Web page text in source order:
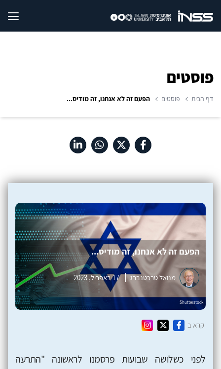
פוסטים
דף הבית פוסטים הפעם זה לא אנחנו, זה מודיס...
הפעם זה לא אנחנו, זה מודיס...
מנואל טרכטנברג 17 באפריל, 2023
קרא ב
לפני כשלושה שבועות פרסמנו לראשונה "התרעה